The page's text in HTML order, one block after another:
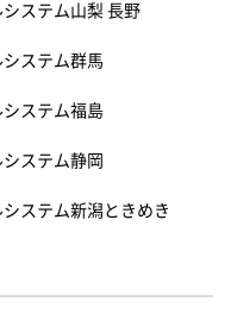
システム山梨 長野
システム群馬
システム福島
システム静岡
システム新潟ときめき